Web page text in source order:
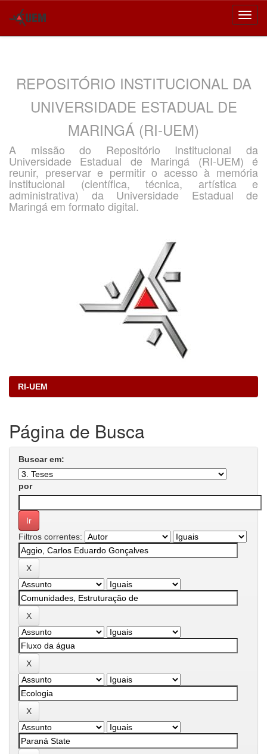
REPOSITÓRIO INSTITUCIONAL DA
UNIVERSIDADE ESTADUAL DE
MARINGÁ (RI-UEM)
A missão do Repositório Institucional da
Universidade Estadual de Maringá (RI-UEM) é
reunir, preservar e permitir o acesso à memória
institucional (científica, técnica, artística e
administrativa) da Universidade Estadual de
Maringá em formato digital.
RI-UEM
Página de Busca
Buscar em:
por
Filtros correntes: